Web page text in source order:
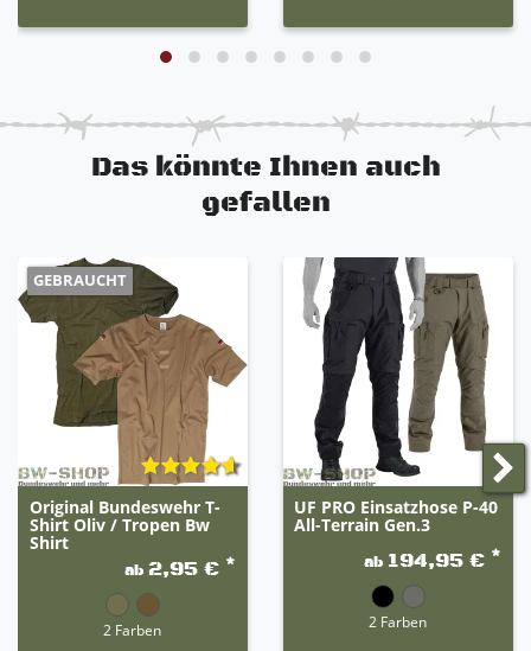
Das könnte Ihnen auch
gefallen
GEBRAUCHT
Original Bundeswehr T-
Shirt Oliv / Tropen Bw
Shirt
ab 2,95 € *
2 Farben
UF PRO Einsatzhose P-40
All-Terrain Gen.3
ab 194,95 € *
2 Farben